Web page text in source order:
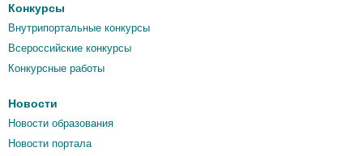
Конкурсы
Внутрипортальные конкурсы
Всероссийские конкурсы
Конкурсные работы
Новости
Новости образования
Новости портала